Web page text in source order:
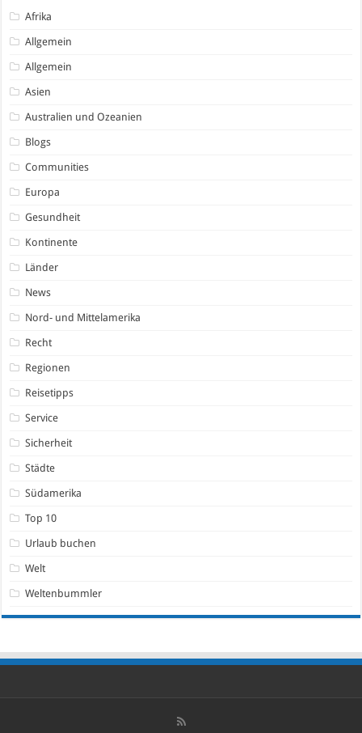
Afrika
Allgemein
Allgemein
Asien
Australien und Ozeanien
Blogs
Communities
Europa
Gesundheit
Kontinente
Länder
News
Nord- und Mittelamerika
Recht
Regionen
Reisetipps
Service
Sicherheit
Städte
Südamerika
Top 10
Urlaub buchen
Welt
Weltenbummler